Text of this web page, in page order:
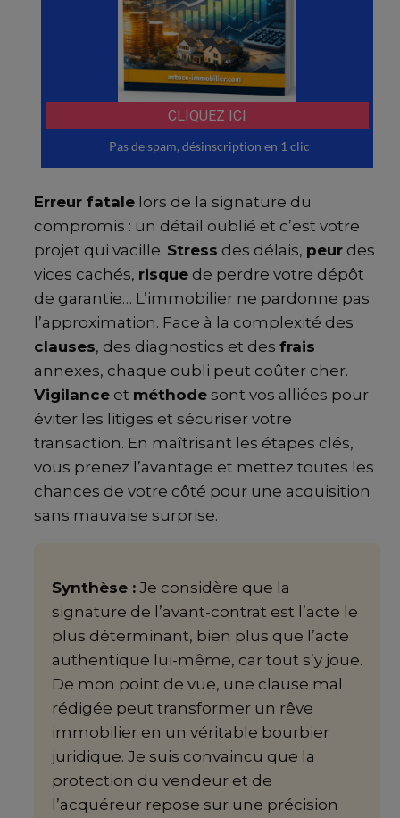
Erreur fatale lors de la signature du
compromis : un détail oublié et c’est votre
projet qui vacille. Stress des délais, peur des
vices cachés, risque de perdre votre dépôt
de garantie… L’immobilier ne pardonne pas
l’approximation. Face à la complexité des
clauses, des diagnostics et des frais
annexes, chaque oubli peut coûter cher.
Vigilance et méthode sont vos alliées pour
éviter les litiges et sécuriser votre
transaction. En maîtrisant les étapes clés,
vous prenez l’avantage et mettez toutes les
chances de votre côté pour une acquisition
sans mauvaise surprise.
Synthèse : Je considère que la
signature de l’avant-contrat est l’acte le
plus déterminant, bien plus que l’acte
authentique lui-même, car tout s’y joue.
De mon point de vue, une clause mal
rédigée peut transformer un rêve
immobilier en un véritable bourbier
juridique. Je suis convaincu que la
protection du vendeur et de
l’acquéreur repose sur une précision